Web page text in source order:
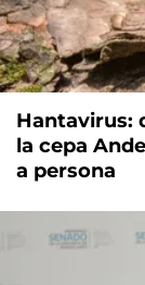
Hantavirus:
la cepa
a persona